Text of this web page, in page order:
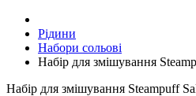
Рідини
Набори сольові
Набір для змішування
Набір для змішування Steampuff